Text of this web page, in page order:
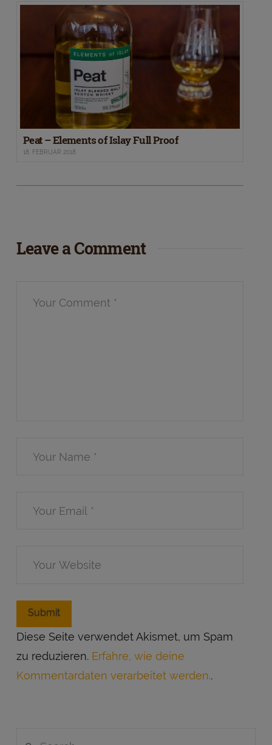
Peat – Elements of Islay Full Proof
18. FEBRUAR 2018
Leave a Comment
Diese Seite verwendet Akismet, um Spam
zu reduzieren. Erfahre, wie deine
Kommentardaten verarbeitet werden..